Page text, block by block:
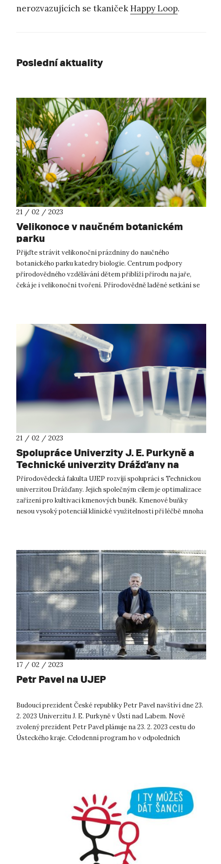
nerozvazujících se tkaničekHappy Loop.
Poslední aktuality
21 / 02 / 2023
Velikonoce v naučném botanickém
parku
Přijďte strávit velikonoční prázdniny do naučného
botanického parku katedry biologie. Centrum podpory
přírodovědného vzdělávání dětem přiblíží přírodu na jaře,
čeká je i velikonoční tvoření. Přírodovědně laděné setkání se
21 / 02 / 2023
Spolupráce Univerzity J. E. Purkyně a
Technické univerzity Drážďany na
biomedicínském výzkumu
Přírodovědecká fakulta UJEP rozvíjí spolupráci s Technickou
univerzitou Drážďany. Jejich společným cílem je optimalizace
zařízení pro kultivaci kmenových buněk. Kmenové buňky
nesou vysoký potenciál klinické využitelnosti při léčbě mnoha
17 / 02 / 2023
Petr Pavel na UJEP
Budoucí prezident České republiky Petr Pavel navštíví dne 23.
2. 2023 Univerzitu J. E. Purkyně v Ústí nad Labem. Nově
zvolený prezident Petr Pavel plánuje na 23. 2. 2023 cestu do
Ústeckého kraje. Celodenní program ho v odpoledních